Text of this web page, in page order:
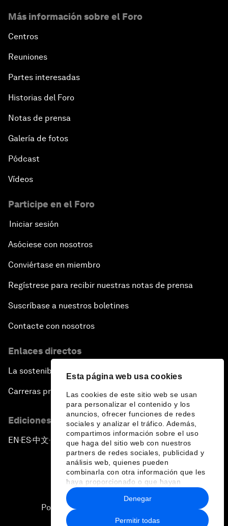
Esta página web usa cookies
Las cookies de este sitio web se usan
para personalizar el contenido y los
anuncios, ofrecer funciones de redes
sociales y analizar el tráfico. Además,
compartimos información sobre el uso
que haga del sitio web con nuestros
partners de redes sociales, publicidad y
análisis web, quienes pueden
combinarla con otra información que les
haya proporcionado o que hayan
recopilado a partir del uso que haya
hecho de sus servicios.
Permitir todas
Denegar
Forum Debate: The Price of Instability
Transformational Leadership
An Insight, An Idea with Queen Rania
Religion: A Pretext for Conflict?
The End of Blindness
The Geo-Economics of Energy
Forum Debate: Leadership in Crisis
Global Health Security
The Future of Ukraine
The End of Antibiotics
Achieving Africa’s Growth Agenda
Forum Debate: Global Financial Stability
The Latin America Context
Más información sobre el Foro
Centros
Reuniones
Partes interesadas
Historias del Foro
Notas de prensa
Galería de fotos
Pódcast
Vídeos
Participe en el Foro
Iniciar sesión
Asóciese con nosotros
Conviértase en miembro
Regístrese para recibir nuestras notas de prensa
Suscríbase a nuestros boletines
Contacte con nosotros
Enlaces directos
La sostenibilidad en el Foro
Carreras profesionales
Ediciones en otros idiomas
EN ▪ES▪中文▪ 日本語
Política de privacidad y normas de uso